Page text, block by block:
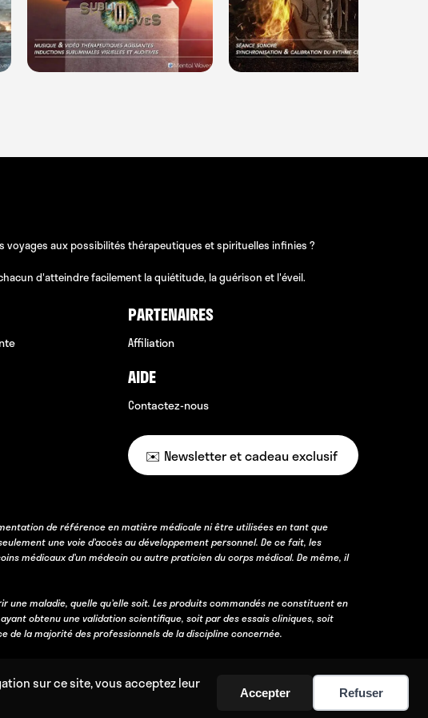
sur ce site, vous acceptez leur
Accepter Refuser
voyages aux possibilités thérapeutiques et spirituelles infinies ?
d'atteindre facilement la quiétitude, la guérison et l'éveil.
PARTENAIRES
Affiliation
AIDE
Contactez-nous
✉️ Newsletter et cadeau exclusif
de référence en matière médicale ni être utilisées en tant que
une voie d’accès au développement personnel. De ce fait, les
médicaux d’un médecin ou autre praticien du corps médical. De même, il
maladie, quelle qu’elle soit. Les produits commandés ne constituent en
obtenu une validation scientifique, soit par des essais cliniques, soit
de la majorité des professionnels de la discipline concernée.